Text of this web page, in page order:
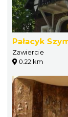
Pałacyk
Zawiercie
0.22 km